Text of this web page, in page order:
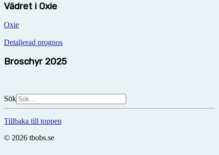
Vädret i Oxie
Oxie
Detaljerad prognos
Broschyr 2025
Sök
Tillbaka till toppen
© 2026 tbobs.se